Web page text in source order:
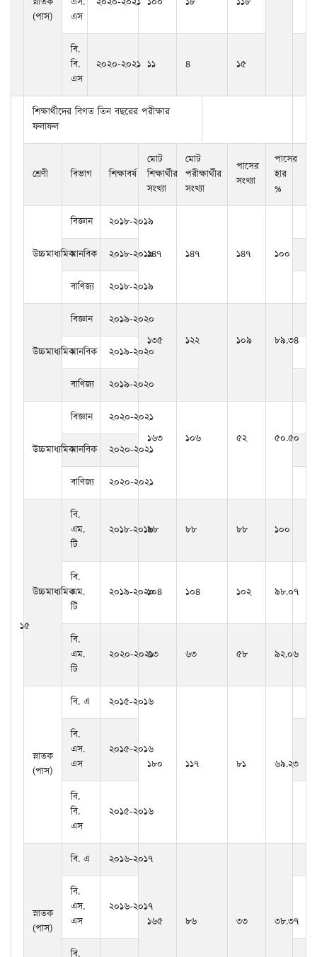
(পাস)
এস
বি.
বি.
এস
২০২০-২০২১ ১১ ৪ ১৫
১৫
শিক্ষার্থীদের বিগত তিন বছরের পরীক্ষার
ফলাফল
শ্রেণী বিভাগ শিক্ষাবর্ষ
মোট
শিক্ষার্থীর
সংখ্যা
মোট
পরীক্ষার্থীর
সংখ্যা
পাসের
সংখ্যা
পাসের
হার
%
উচ্চমাধ্যমিক
বিজ্ঞান ২০১৮-২০১৯
১৪৭ ১৪৭ ১৪৭ ১০০
মানবিক ২০১৮-২০১৯
বাণিজ্য ২০১৮-২০১৯
উচ্চমাধ্যমিক
বিজ্ঞান
২০১৯-২০২০
১৩৫
১২২ ১০৯
৮৯.৩৪
মানবিক
২০১৯-২০২০
বাণিজ্য ২০১৯-২০২০
উচ্চমাধ্যমিক
বিজ্ঞান
২০২০-২০২১
১৬৩
১০৬ ৫২
৫০.৫০
মানবিক
২০২০-২০২১
বাণিজ্য ২০২০-২০২১
উচ্চমাধ্যমিক
বি.
এম.
টি
২০১৮-২০১৯৮৮ ৮৮ ৮৮ ১০০
বি.
এম.
টি
২০১৯-২০২০১০৪ ১০৪ ১০২ ৯৮.০৭
বি.
এম.
টি
২০২০-২০২১৬৩ ৬৩ ৫৮ ৯২.০৬
স্নাতক
(পাস)
বি. এ ২০১৫-২০১৬
১৮০ ১১৭ ৮১ ৬৯.২৩
বি.
এস.
এস
২০১৫-২০১৬
বি.
বি.
এস
২০১৫-২০১৬
স্নাতক
(পাস)
বি. এ ২০১৬-২০১৭
১৬৫ ৮৬ ৩৩ ৩৮.৩৭
বি.
এস.
এস
২০১৬-২০১৭
বি.